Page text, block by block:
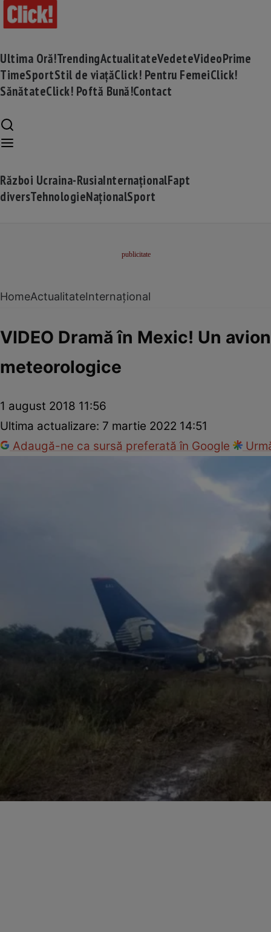
Ultima Oră!TrendingActualitateVedeteVideoPrime
TimeSportStil de viațăClick! Pentru FemeiClick!
SănătateClick! Poftă Bună!Contact
Război Ucraina-RusiaInternaționalFapt
diversTehnologieNaționalSport
HomeActualitateInternațional
VIDEO Dramă în Mexic! Un
meteorologice
1 august 2018 11:56
Ultima actualizare: 7 martie 2022 14:51
Adaugă-ne ca sursă preferată în Google